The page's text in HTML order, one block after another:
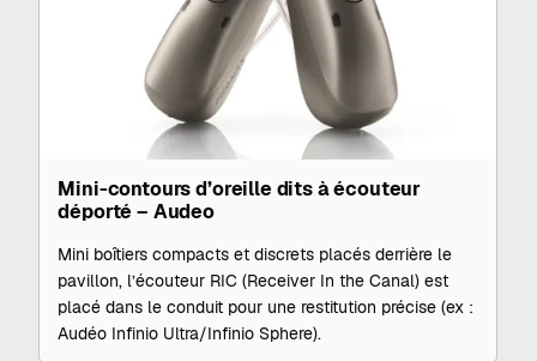
Mini-contours d’oreille dits à écouteur
déporté – Audeo
Mini boîtiers compacts et discrets placés derrière le
pavillon, l’écouteur RIC (Receiver In the Canal) est
placé dans le conduit pour une restitution précise (ex :
Audéo Infinio Ultra/Infinio Sphere).